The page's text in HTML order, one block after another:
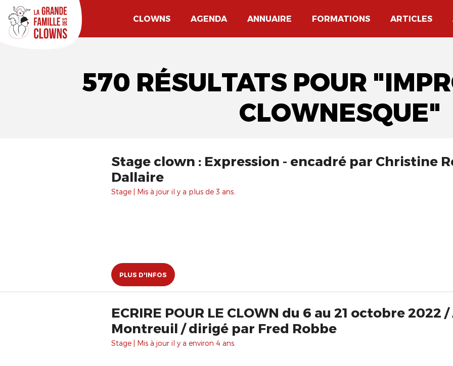
CLOWNS AGENDA ANNUAIRE FORMATIONS ARTICLES
570 RÉSULTATS POUR
CLOWNESQUE"
Stage clown : Expression - encadré par Christine
Dallaire
Stage | Mis à jour il y a plus de 3 ans.
PLUS D'INFOS
ECRIRE POUR LE CLOWN du 6 au 21 octobre 2022
Montreuil / dirigé par Fred Robbe
Stage | Mis à jour il y a environ 4 ans.